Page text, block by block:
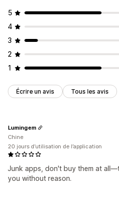
5
4
3
2
1
Écrire un avis Tous les avis
Junk apps, don't buy them at
you without reason.
Lumingem
Chine
20 jours d’utilisation de l’application